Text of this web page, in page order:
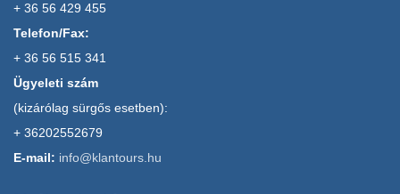
+ 36 56 429 455
Telefon/Fax:
+ 36 56 515 341
Ügyeleti szám
(kizárólag sürgős esetben):
+ 36202552679
E-mail: info@klantours.hu